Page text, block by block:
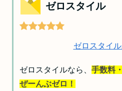
ゼロスタイル
ゼロスタイルなら、 手数料
ぜーんぶゼロ！